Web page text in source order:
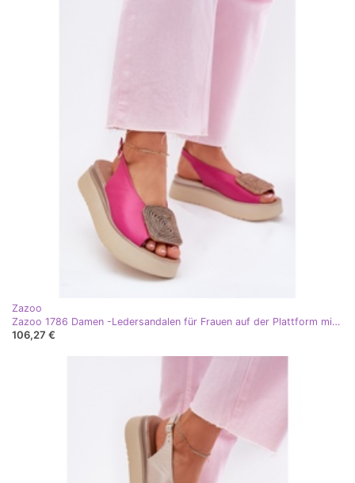
Zazoo
Zazoo 1786 Damen -Ledersandalen für Frauen auf der Plattform mit einem Ornament von Fuchsia rosa
106,27 €